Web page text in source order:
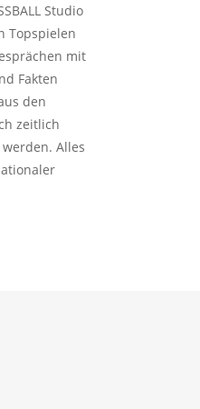
Studio
Topspielen
mit
Fakten
den
zeitlich
Alles